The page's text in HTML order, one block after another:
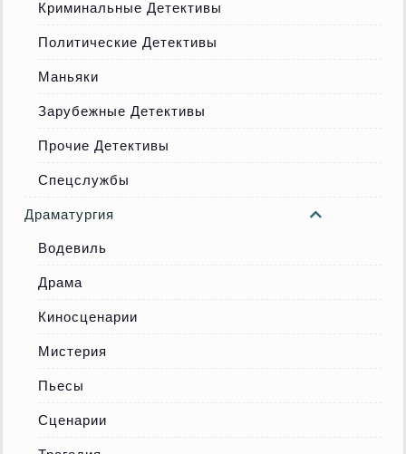
Криминальные Детективы
Политические Детективы
Маньяки
Зарубежные Детективы
Прочие Детективы
Спецслужбы
Драматургия
Водевиль
Драма
Киносценарии
Мистерия
Пьесы
Сценарии